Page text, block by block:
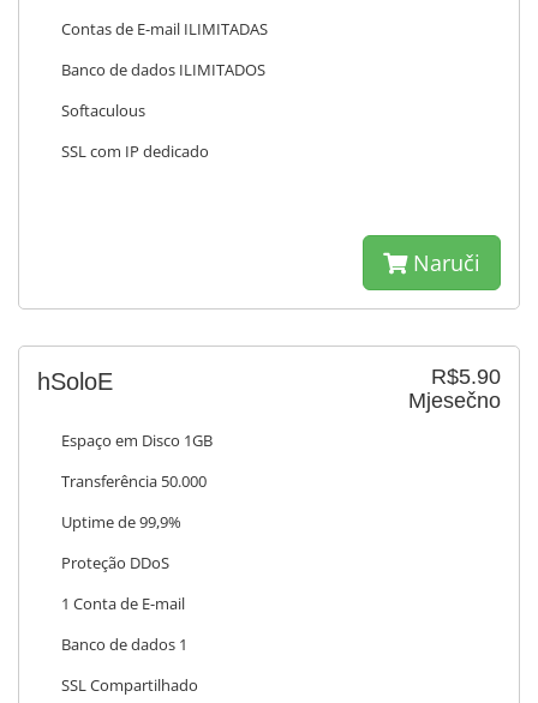
Contas de E-mail ILIMITADAS
Banco de dados ILIMITADOS
Softaculous
SSL com IP dedicado
Naruči
R$5.90
Mjesečno
hSoloE
Espaço em Disco 1GB
Transferência 50.000
Uptime de 99,9%
Proteção DDoS
1 Conta de E-mail
Banco de dados 1
SSL Compartilhado